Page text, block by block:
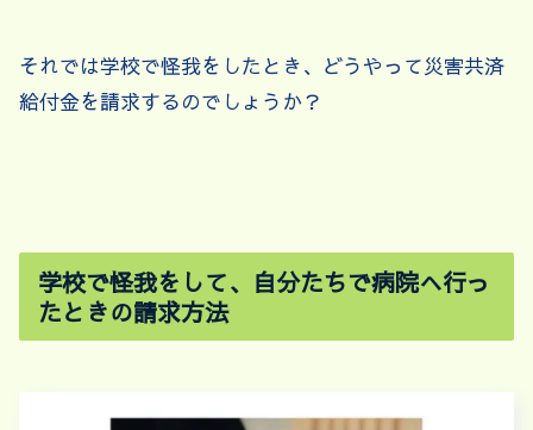
それでは学校で怪我をしたとき、どうやって災害共済
給付金を請求するのでしょうか？
学校で怪我をして、自分たちで病院へ行っ
たときの請求方法